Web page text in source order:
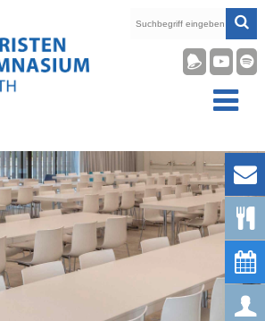








